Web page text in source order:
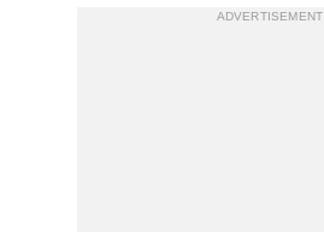
ADVERTISEMENT